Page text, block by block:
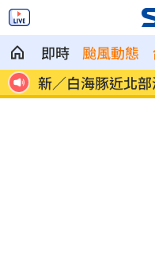
即時 颱風動態
特
南電Q2財報公布